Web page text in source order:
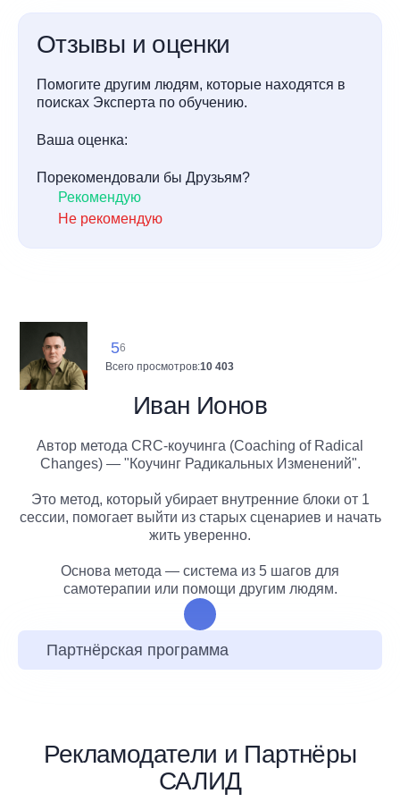
Отзывы и оценки
Помогите другим людям, которые находятся в
поисках Эксперта по обучению.
Ваша оценка:
Порекомендовали бы Друзьям?
Рекомендую
Не рекомендую
56
Всего просмотров:10 403
Иван Ионов
Автор метода CRC-коучинга (Coaching of Radical
Changes) — "Коучинг Радикальных Изменений".
Это метод, который убирает внутренние блоки от 1
сессии, помогает выйти из старых сценариев и начать
жить уверенно.
Основа метода — система из 5 шагов для
самотерапии или помощи другим людям.
Партнёрская программа
Рекламодатели и Партнёры
САЛИД